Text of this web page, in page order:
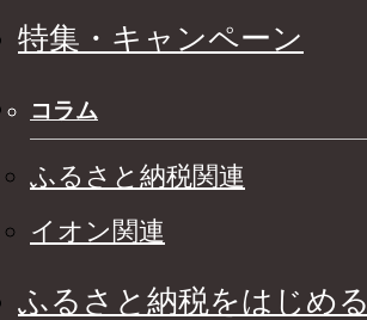
特集・キャンペーン
コラム
ふるさと納税関連
イオン関連
ふるさと納税をはじめる